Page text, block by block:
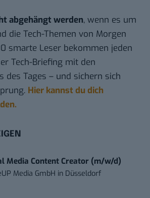
abgehängt werden, wenn es um
die Tech-Themen von Morgen
smarte Leser bekommen jeden
Tech-Briefing mit den
des Tages – und sichern sich
Hier kannst du dich
Media Content Creator (m/w/d)
Media GmbH in Düsseldorf